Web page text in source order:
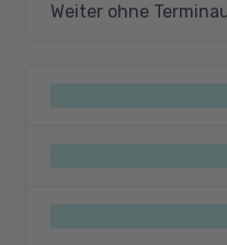
Weiter ohne